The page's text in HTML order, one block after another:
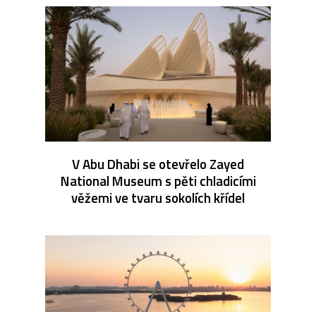
V Abu Dhabi se otevřelo Zayed
National Museum s pěti chladicími
věžemi ve tvaru sokolích křídel